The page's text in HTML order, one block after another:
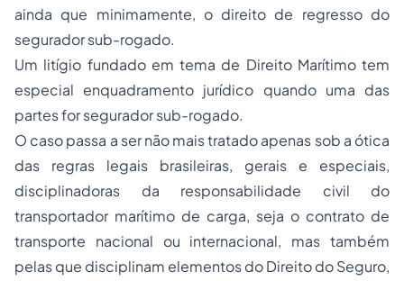
ainda que minimamente, o direito de regresso do
segurador sub-rogado.
Um litígio fundado em tema de Direito Marítimo tem
especial enquadramento jurídico quando uma das
partes for segurador sub-rogado.
O caso passa a ser não mais tratado apenas sob a ótica
das regras legais brasileiras, gerais e especiais,
disciplinadoras da responsabilidade civil do
transportador marítimo de carga, seja o contrato de
transporte nacional ou internacional, mas também
pelas que disciplinam elementos do Direito do Seguro,